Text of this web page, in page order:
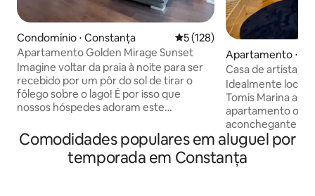
Condomínio ⋅ Constanța 5 de uma avaliação média de
5 (128)
Apartamento Golden Mirage Sunset
Imagine voltar da praia à noite para ser
recebido por um pôr do sol de tirar o
fôlego sobre o lago! É por isso que
nossos hóspedes adoram este
Mamaia, você fica a apenas 3 minutos a
pé do mar, mas desfruta de um oásis
tranquilo completamente livre da
Apartamento ⋅
Casa de artista
Tomis Marina
Idealmente
Tomis Marina and
apartamento
aconchegante e
para o mar a
praia. Você está
Ovid, a área mais
Comodidades populares em aluguel por
temporada em Constanța